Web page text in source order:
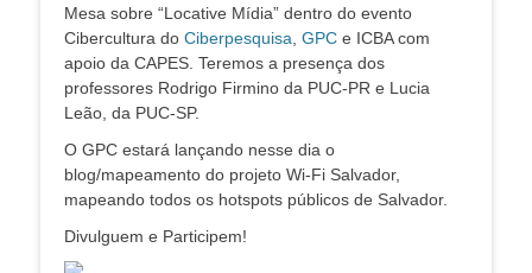
Mesa sobre “Locative Mídia” dentro do evento
Cibercultura do Ciberpesquisa GPC e ICBA com
apoio da CAPES. Teremos a presença dos
professores Rodrigo Firmino da PUC-PR e Lucia
Leão, da PUC-SP.
O GPC estará lançando nesse dia o
blog/mapeamento do projeto Wi-Fi Salvador,
mapeando todos os hotspots públicos de Salvador.
Divulguem e Participem!